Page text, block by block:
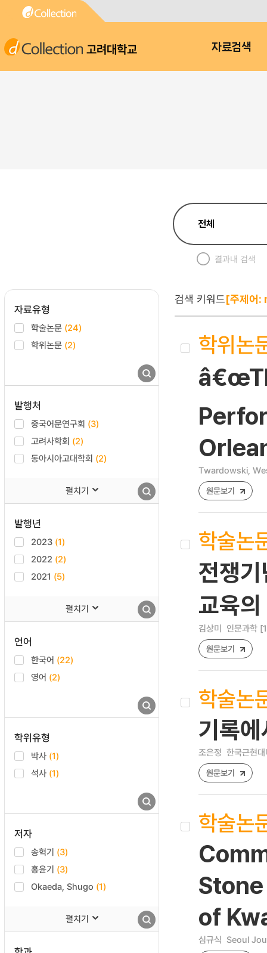
고려대학교 자료검색
결과내 검색
자료유형
학술논문 (24)
학위논문 (2)
발행처
중국어문연구회 (3)
고려사학회 (2)
동아시아고대학회 (2)
펼치기
발행년
2023 (1)
2022 (2)
2021 (5)
펼치기
언어
한국어 (22)
영어 (2)
학위유형
박사 (1)
석사 (1)
저자
송혁기 (3)
홍윤기 (3)
Okaeda, Shugo (1)
펼치기
검색 키워드[주제어
학위논
Twardowski,
원문보기
학술논
전쟁기
교육
김상미 인문과학
원문보기
학술논
기록
조은정 한국근현
원문보기
학술논
of
심규식 Seoul